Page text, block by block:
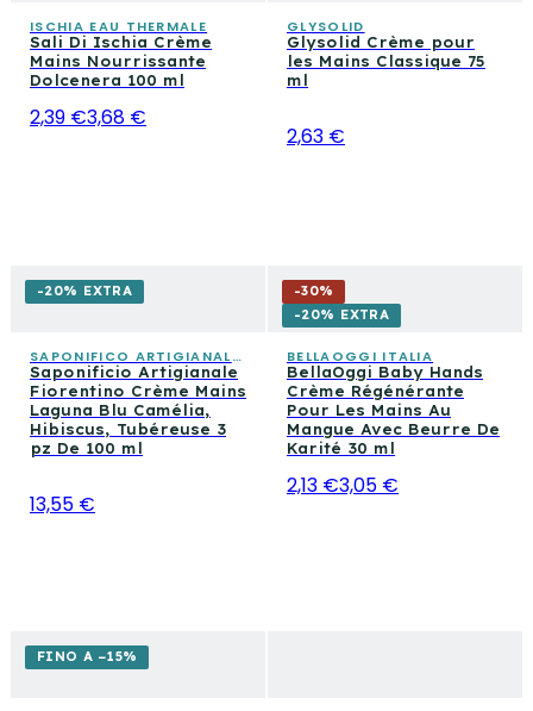
ISCHIA EAU THERMALE
Sali Di Ischia Crème
Mains Nourrissante
Dolcenera 100 ml
2,39 €3,68 €
GLYSOLID
Glysolid Crème pour
les Mains Classique 75
ml
2,63 €
-20% EXTRA
SAPONIFICO ARTIGIANALE FIORENTINO
Saponificio Artigianale
Fiorentino Crème Mains
Laguna Blu Camélia,
Hibiscus, Tubéreuse 3
pz De 100 ml
13,55 €
-30%
-20% EXTRA
BELLAOGGI ITALIA
BellaOggi Baby Hands
Crème Régénérante
Pour Les Mains Au
Mangue Avec Beurre De
Karité 30 ml
2,13 €3,05 €
FINO A −15%